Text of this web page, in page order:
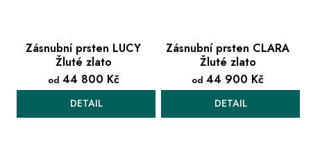
Zásnubní prsten LUCY
Žluté zlato
od44 800 Kč
DETAIL
Zásnubní prsten CLARA
Žluté zlato
od 44 900 Kč
DETAIL